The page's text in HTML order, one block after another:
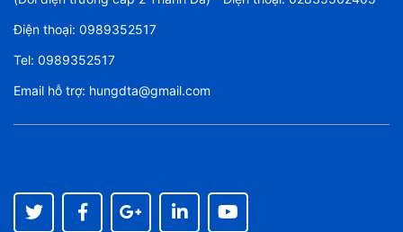
Điện thoại: 0989352517
Tel: 0989352517
Email hỗ trợ: hungdta@gmail.com